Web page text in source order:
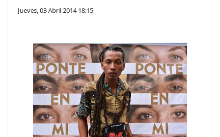
Jueves, 03 Abril 2014 18:15